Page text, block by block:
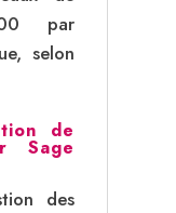
par
selon
de
Sage
des